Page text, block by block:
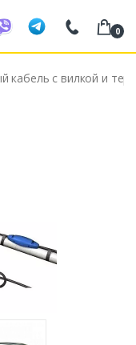
20 52 818
53 43 210
0
кабель с вилкой и